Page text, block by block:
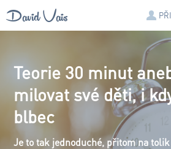
David Vais
Teorie 30 minut
milovat své děti, i
blbec
Je to tak jednoduché, přitom na